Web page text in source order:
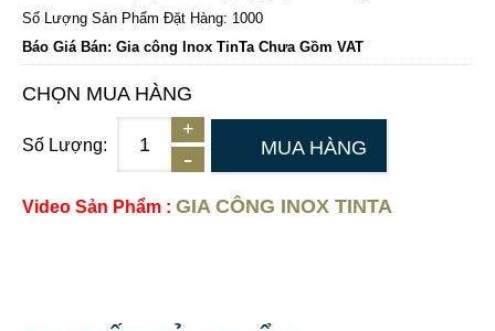
Số Lượng Sản Phẩm Đặt Hàng: 1000
Báo Giá Bán: Gia công Inox TinTa Chưa Gồm VAT
CHỌN MUA HÀNG
Số Lượng: MUA HÀNG
Video Sản Phẩm : GIA CÔNG INOX TINTA